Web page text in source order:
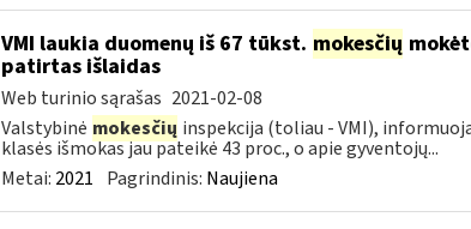
VMI laukia duomenų iš 67 tūkst. mokesčių
patirtas išlaidas
Web turinio sąrašas 2021-02-08
Valstybinė mokesčių inspekcija (toliau - VMI),
klasės išmokas jau pateikė 43 proc., o apie gyventojų...
Metai: 2021 Pagrindinis: Naujiena